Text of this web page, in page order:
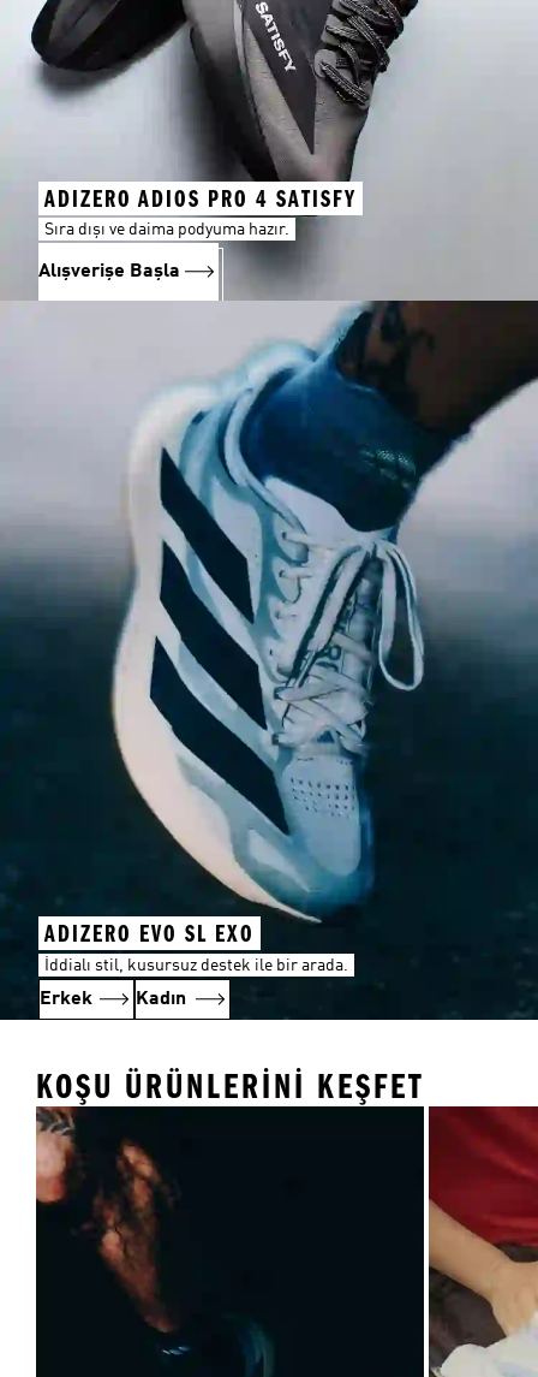
ADIZERO ADIOS PRO 4 SATISFY
Sıra dışı ve daima podyuma hazır.
Alışverişe Başla
ADIZERO EVO SL EXO
İddialı stil, kusursuz destek ile bir arada.
Erkek Kadın
KOŞU ÜRÜNLERINI KEŞFET